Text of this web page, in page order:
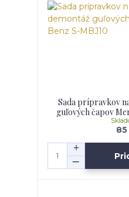
Sada prípravkov
guľových čapov